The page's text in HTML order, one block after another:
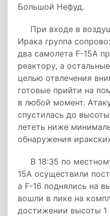
Большой Нефуд.
При входе в
Ирака группа
два самолета F-15A
реактору, а
целью отвлечения
готовые прийти на
в любой момент.
спустилась до
лететь ниже
обнаружения
В 18:35 по
15A осуществили
а F-16 поднялись на
вошли в пике на
достижении высоты 1